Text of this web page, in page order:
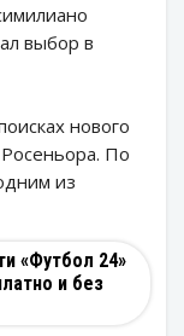
выбор в
нового
По
из
«Футбол 24»
и без